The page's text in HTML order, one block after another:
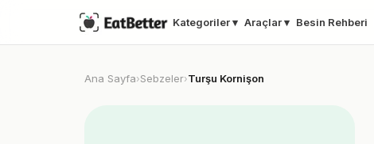
Kategoriler ▾ Araçlar ▾ Besin Rehberi
Ana Sayfa›Sebzeler›Turşu Kornişon